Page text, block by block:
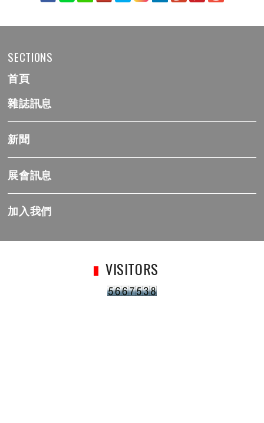
SECTIONS
首頁
雜誌訊息
新聞
展會訊息
加入我們
VISITORS